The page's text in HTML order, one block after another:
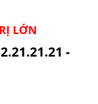
LỚN
-